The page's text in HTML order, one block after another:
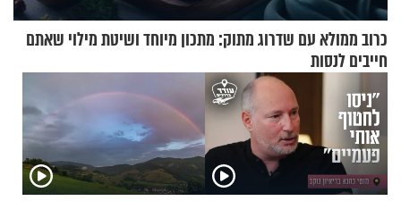
כרוב ממולא עם שדרוג מתוק: מתכון מיוחד ושיטת מילוי שאתם
חייבים לנסות